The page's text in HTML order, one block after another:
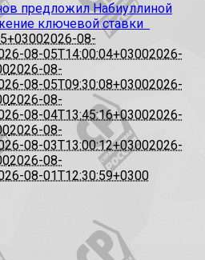
предложил Набиуллиной
ключевой ставки
2026-08-
08-05T14:00:04+03002026-
2026-08-
08-05T09:30:08+03002026-
2026-08-
08-04T13:45:16+03002026-
2026-08-
08-03T13:00:12+03002026-
2026-08-
08-01T12:30:59+0300